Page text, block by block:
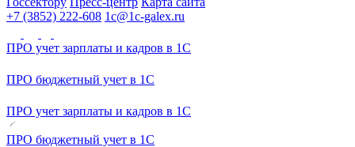
+7 (3852) 222-608 1c@1c-galex.ru
ПРО учет зарплаты и кадров в 1С
ПРО бюджетный учет в 1С
ПРО учет зарплаты и кадров в 1С
ПРО бюджетный учет в 1С